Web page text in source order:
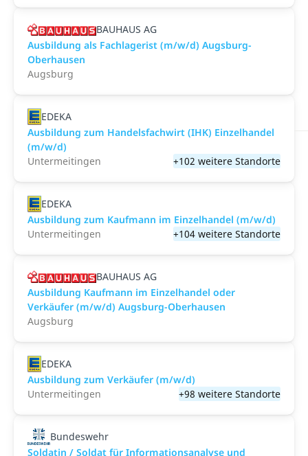
BAUHAUS AG
Ausbildung als Fachlagerist (m/w/d) Augsburg-
Oberhausen
Augsburg
EDEKA
Ausbildung zum Handelsfachwirt (IHK) Einzelhandel
(m/w/d)
Untermeitingen
+102 weitere Standorte
EDEKA
Ausbildung zum Kaufmann im Einzelhandel (m/w/d)
Untermeitingen
+104 weitere Standorte
BAUHAUS AG
Ausbildung Kaufmann im Einzelhandel oder
Verkäufer (m/w/d) Augsburg-Oberhausen
Augsburg
EDEKA
Ausbildung zum Verkäufer (m/w/d)
Untermeitingen
+98 weitere Standorte
Bundeswehr
Soldatin / Soldat für Informationsanalyse und